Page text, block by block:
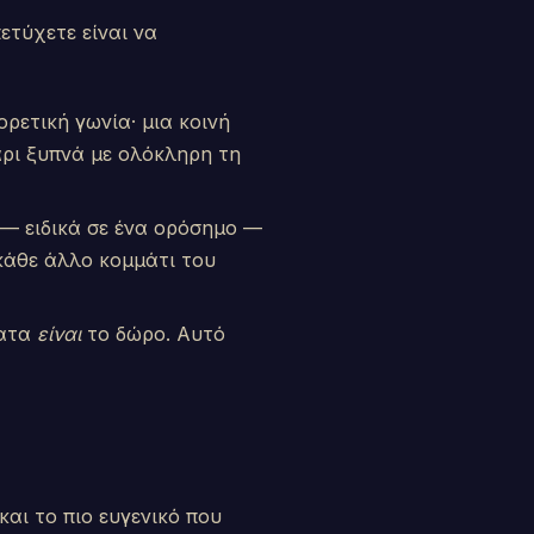
είναι να
γωνία· μια κοινή
ξυπνά με ολόκληρη τη
ειδικά σε ένα ορόσημο —
άλλο κομμάτι του
είναιτο δώρο. Αυτό
το πιο ευγενικό που